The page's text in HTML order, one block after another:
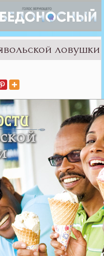
ловушки